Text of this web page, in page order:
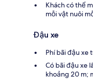
Khách có thể
mỗi vật nuôi
Đậu xe
Phí bãi đậu xe
Có bãi đậu xe
khoảng 20 m;